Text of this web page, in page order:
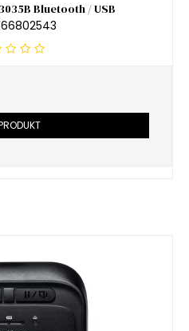
Bluetooth / USB